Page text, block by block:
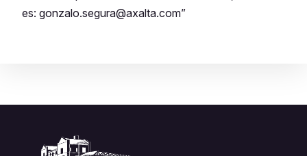
es: gonzalo.segura@axalta.com”